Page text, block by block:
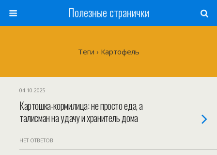
Полезные странички
Теги › Картофель
04.10.2025
Картошка-кормилица: не просто еда, а
талисман на удачу и хранитель дома
НЕТ ОТВЕТОВ